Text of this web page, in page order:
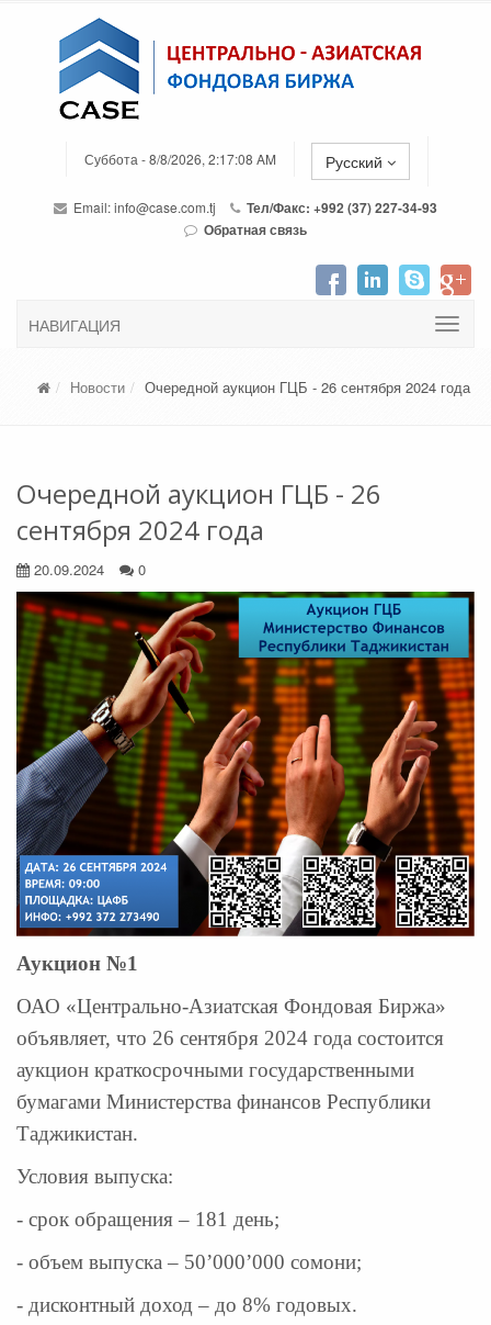
Суббота - 8/8/2026, 2:17:08 AM Русский
Email:info@case.com.tj
Тел/Факс: +992 (37) 227-34-93
Обратная связь
НАВИГАЦИЯ
Новости Очередной аукцион ГЦБ - 26 сентября 2024 года
Очередной аукцион ГЦБ - 26
сентября 2024 года
20.09.2024 0
Аукцион №1
ОАО «Центрально-Азиатская Фондовая Биржа»
объявляет, что 26 сентября 2024 года состоится
аукцион краткосрочными государственными
бумагами Министерства финансов Республики
Таджикистан.
Условия выпуска:
- срок обращения – 181 день;
- объем выпуска – 50’000’000 сомони;
- дисконтный доход – до 8% годовых.